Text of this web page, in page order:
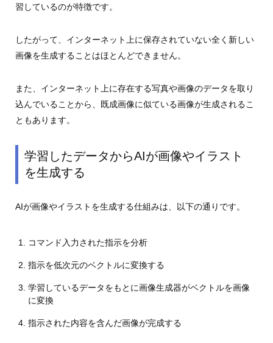
習しているのが特徴です。
したがって、インターネット上に保存されていない全く新しい
画像を生成することはほとんどできません。
また、インターネット上に存在する写真や画像のデータを取り
込んでいることから、既成画像に似ている画像が生成されるこ
ともあります。
学習したデータからAIが画像やイラスト
を生成する
AIが画像やイラストを生成する仕組みは、以下の通りです。
コマンド入力された指示を分析
指示を低次元のベクトルに変換する
学習しているデータをもとに画像生成器がベクトルを画像
に変換
指示された内容を含んだ画像が完成する